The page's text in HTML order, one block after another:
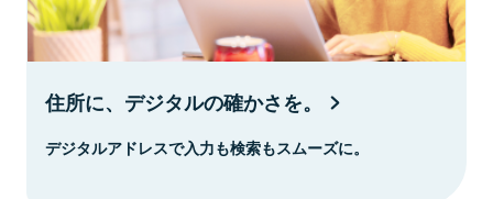
住所に、デジタルの確かさを。
デジタルアドレスで入力も検索もスムーズに。